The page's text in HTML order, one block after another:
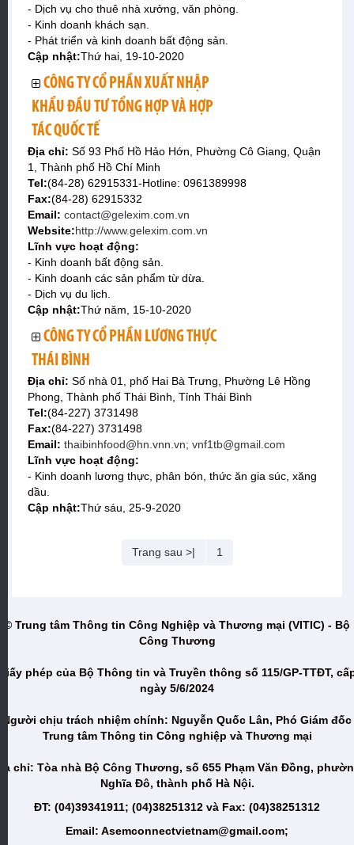
- Dịch vụ cho thuê nhà xưởng, văn phòng.
- Kinh doanh khách sạn.
- Phát triển và kinh doanh bất động sản.
Cập nhật:Thứ hai, 19-10-2020
CÔNG TY CỔ PHẦN XUẤT NHẬP
KHẨU ĐẦU TƯ TỔNG HỢP VÀ HỢP
TÁC QUỐC TẾ
Địa chỉ: Số 93 Phố Hồ Hảo Hớn, Phường Cô Giang, Quận
1, Thành phố Hồ Chí Minh
Tel:(84-28) 62915331-Hotline: 0961389998
Fax:(84-28) 62915332
Email: contact@gelexim.com.vn
Website:http://www.gelexim.com.vn
Lĩnh vực hoạt động:
- Kinh doanh bất động sản.
- Kinh doanh các sản phẩm từ dừa.
- Dịch vụ du lịch.
Cập nhật:Thứ năm, 15-10-2020
CÔNG TY CỔ PHẦN LƯƠNG THỰC
THÁI BÌNH
Địa chỉ: Số nhà 01, phố Hai Bà Trưng, Phường Lê Hồng
Phong, Thành phố Thái Bình, Tỉnh Thái Bình
Tel:(84-227) 3731498
Fax:(84-227) 3731498
Email: thaibinhfood@hn.vnn.vn; vnf1tb@gmail.com
Lĩnh vực hoạt động:
- Kinh doanh lương thực, phân bón, thức ăn gia súc, xăng
dầu.
Cập nhật:Thứ sáu, 25-9-2020
Trang sau >| 1
© Trung tâm Thông tin Công Nghiệp và Thương mại (VITIC) - Bộ
Công Thương
phép của Bộ Thông tin và Truyền thông số 115/GP-TTĐT,
ngày 5/6/2024
Người chịu trách nhiệm chính: Nguyễn Quốc Lân, Phó Giám đốc
Trung tâm Thông tin Công nghiệp và Thương mại
chỉ: Tòa nhà Bộ Công Thương, số 655 Phạm Văn Đồng,
Nghĩa Đô, thành phố Hà Nội.
ĐT: (04)39341911; (04)38251312 và Fax: (04)38251312
Email: Asemconnectvietnam@gmail.com;